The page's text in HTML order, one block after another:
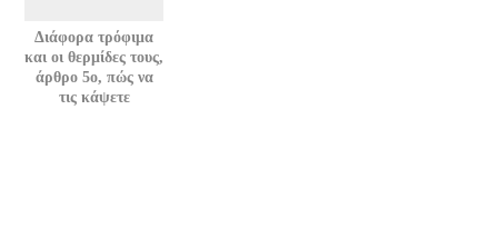
Διάφορα τρόφιμα
και οι θερμίδες τους,
άρθρο 5ο, πώς να
τις κάψετε